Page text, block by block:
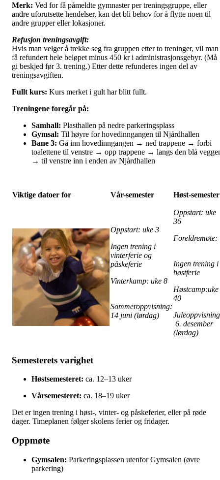
Merk: Ved for få påmeldte gymnaster per treningsgruppe, eller
andre uforutsette hendelser, kan det bli behov for å flytte noen til
andre grupper eller lokasjoner.
Refusjon treningsavgift:
Hvis man velger å trekke seg fra gruppen etter to treninger, vil man
få refundert hele beløpet minus 450 kr i administrasjonsgebyr. (Må
gi beskjed før 3. trening.) Etter dette refunderes ingen del av
treningsavgiften.
Fullt kurs: Kurs merket i gult har blitt fullt.
Treningene foregår på:
Samhall: Plasthallen på nedre parkeringsplass
Gymsal: Til høyre for hovedinngangen til Njårdhallen
Bane 3: Gå inn hovedinngangen → ned trappene → forbi
toalettene til venstre → opp trappene → langs den blå
→ til venstre inn i enden av Njårdhallen
Viktige datoer for Vår-semester Høst-semester
Oppstart: uke 3
Ingen trening i
vinterferie og
påskeferie
Vinterkamp: uke 8
Sommeroppvisning:
14 juni (lørdag)
Oppstart: uke
36
Ingen trening i
høstferie
Høstcamp:uke
40
6. desember
(lørdag)
Semesterets varighet
Høstsemesteret: ca. 12–13 uker
Vårsemesteret: ca. 18–19 uker
Det er ingen trening i høst-, vinter- og påskeferier, eller på røde
dager. Timeplanen følger skolens ferier og fridager.
Oppmøte
Gymsalen: Parkeringsplassen utenfor Gymsalen (øvre
parkering)